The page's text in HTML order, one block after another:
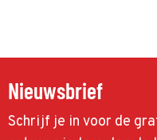
Nieuwsbrief
Schrijf je in voor de